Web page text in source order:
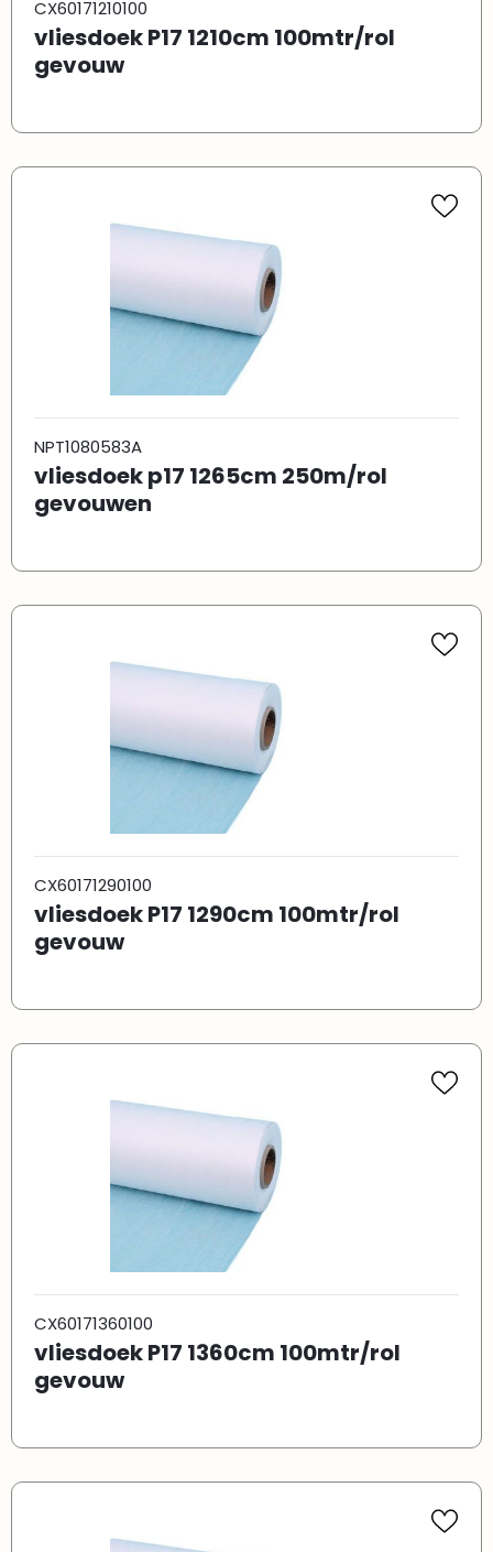
CX60171210100
vliesdoek P17 1210cm 100mtr/rol
gevouw
NPT1080583A
vliesdoek p17 1265cm 250m/rol
gevouwen
CX60171290100
vliesdoek P17 1290cm 100mtr/rol
gevouw
CX60171360100
vliesdoek P17 1360cm 100mtr/rol
gevouw